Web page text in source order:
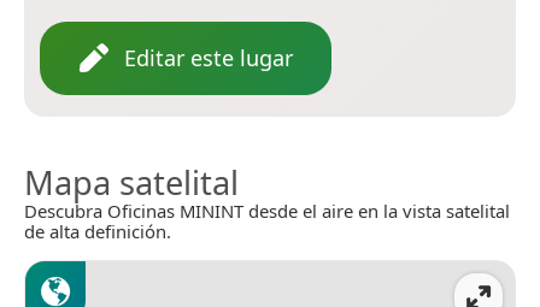
Editar este lugar
Mapa satelital
Descubra Oficinas MININT desde el aire en la vista satelital
de alta definición.